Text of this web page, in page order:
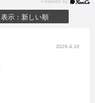
表示：新しい順
2026.4.10